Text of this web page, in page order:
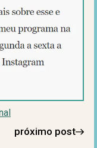
próximo post